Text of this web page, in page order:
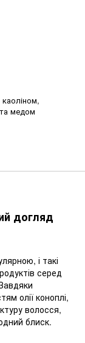
медом
догляд
і такі
серед
олії коноплі,
волосся,
блиск.